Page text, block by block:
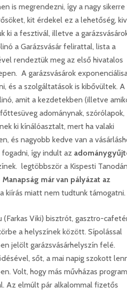
is megrendezni, így a nagy sikerre
kit érdekel ez a lehetőség,
ki a fesztivál, illetve a
a Garázsvásár felirattal, lista a
rendeztük meg az első hivatalos
A garázsvásárok
és a szolgáltatások is kibővültek. A
amit a kezdetekben (illetve
adománynak, szórólapok,
ki kínálóasztalt, mert ha valaki
és nagyobb kedve van a
így indult az
legtöbbször a Kispesti
Manapság már van pályázat az
kiírás miatt nem tudtunk támogatni.
Viki) bisztrót, gasztro-
a helyszínek között. Sípolással
jelölt garázsvásárhelyszín felé.
sőt, a mai napig szokott
Volt, hogy más művházas
Az elmúlt pár alkalommal fizetős